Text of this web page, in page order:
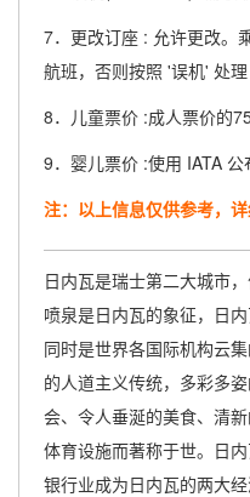
7．更改订座 : 允许更改。
航班，否则按照 '误机' 处理
8．儿童票价 :成人票价的
9．婴儿票价 :使用 IATA
注：以上信息仅供参考，
日内瓦是瑞士第二大城市
喷泉是日内瓦的象征，日
同时是世界各国际机构云
的人道主义传统，多彩多
会、令人垂涎的美食、清
体育设施而著称于世。日
银行业成为日内瓦的两大经